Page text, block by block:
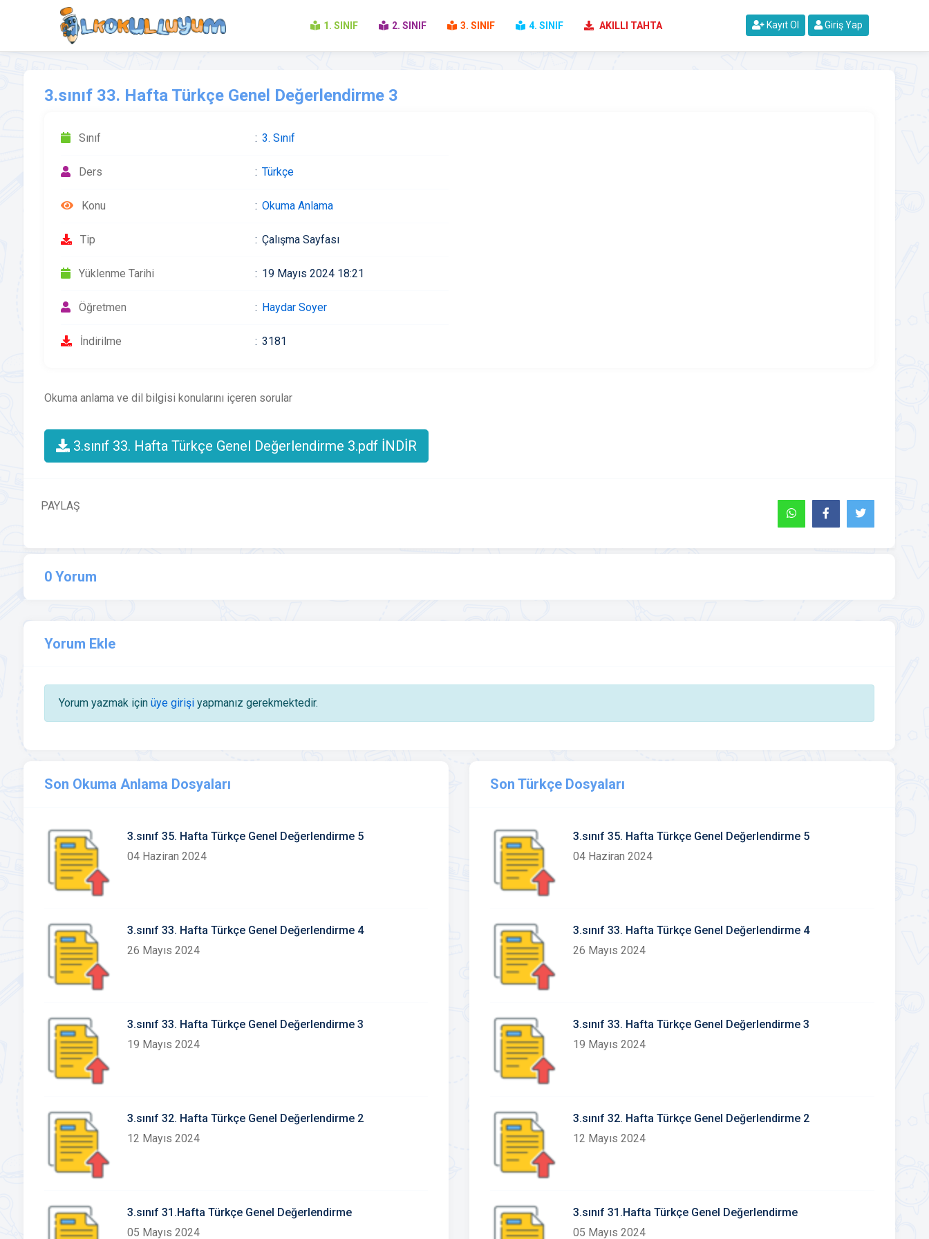
1. SINIF 2. SINIF 3. SINIF 4. SINIF AKILLI TAHTA Kayıt Ol Giriş Yap
3.sınıf 33. Hafta Türkçe Genel Değerlendirme 3
Sınıf 3. Sınıf
Ders Türkçe
Konu Okuma Anlama
Tip Çalışma Sayfası
Yüklenme Tarihi 19 Mayıs 2024 18:21
Öğretmen Haydar Soyer
İndirilme 3181
Okuma anlama ve dil bilgisi konularını içeren sorular
3.sınıf 33. Hafta Türkçe Genel Değerlendirme 3.pdf İNDİR
PAYLAŞ
0 Yorum
Yorum Ekle
Yorum yazmak için üye girişiyapmanız gerekmektedir.
Son Okuma Anlama Dosyaları
3.sınıf 35. Hafta Türkçe Genel Değerlendirme 5
04 Haziran 2024
3.sınıf 33. Hafta Türkçe Genel Değerlendirme 4
26 Mayıs 2024
3.sınıf 33. Hafta Türkçe Genel Değerlendirme 3
19 Mayıs 2024
3.sınıf 32. Hafta Türkçe Genel Değerlendirme 2
12 Mayıs 2024
3.sınıf 31.Hafta Türkçe Genel Değerlendirme
05 Mayıs 2024
Son Türkçe Dosyaları
3.sınıf 35. Hafta Türkçe Genel Değerlendirme 5
04 Haziran 2024
3.sınıf 33. Hafta Türkçe Genel Değerlendirme 4
26 Mayıs 2024
3.sınıf 33. Hafta Türkçe Genel Değerlendirme 3
19 Mayıs 2024
3.sınıf 32. Hafta Türkçe Genel Değerlendirme 2
12 Mayıs 2024
3.sınıf 31.Hafta Türkçe Genel Değerlendirme
05 Mayıs 2024